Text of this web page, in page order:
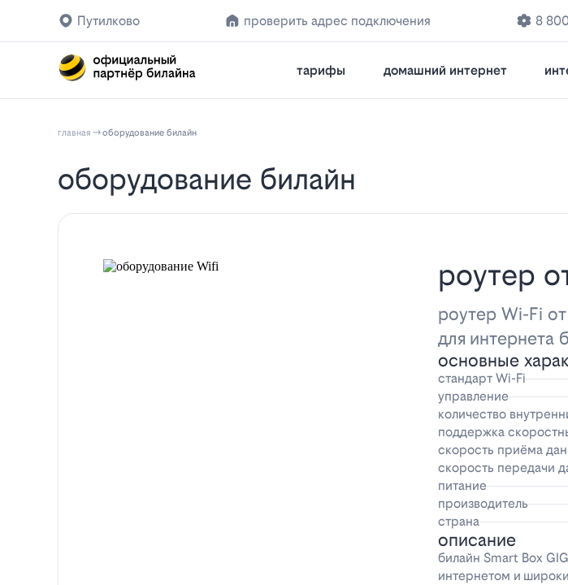
Путилково проверить адрес подключения 8
тарифы домашний интернет
главная оборудование билайн
оборудование билайн
роутер
роутер Wi-Fi
для интернета
основные
стандарт Wi-Fi
управление
количество
поддержка
скорость приёма
скорость передачи
питание
производитель
страна
описание
билайн Smart Box
интернетом и